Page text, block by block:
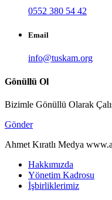
0552 380 54 42
Email
info@tuskam.org
Gönüllü Ol
Bizimle Gönüllü Olarak
Gönder
Ahmet Kıratlı Medya
Hakkımızda
Yönetim Kadrosu
İşbirliklerimiz